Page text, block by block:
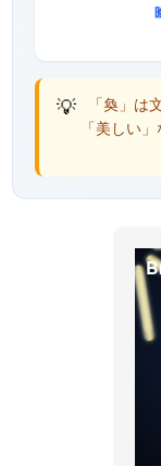
💡
「奐」は
「美しい